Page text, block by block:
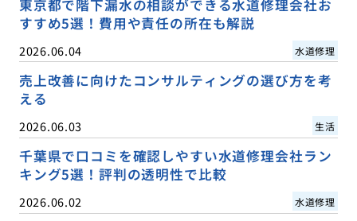
東京都で階下漏水の相談ができる水道修理会社お
すすめ5選！費用や責任の所在も解説
2026.06.04 水道修理
売上改善に向けたコンサルティングの選び方を考
える
2026.06.03 生活
千葉県で口コミを確認しやすい水道修理会社ラン
キング5選！評判の透明性で比較
2026.06.02 水道修理